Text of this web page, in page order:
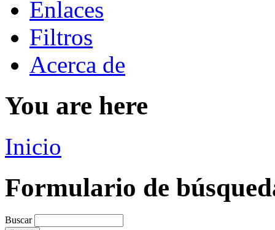
Enlaces
Filtros
Acerca de
You are here
Inicio
Formulario de
Buscar